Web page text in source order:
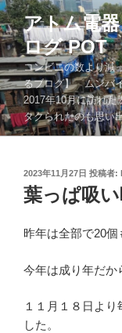
コ
ン
テ
ン
ツ
へ
ス
キ
アトム電
ログ POT
コンビニの数より減
るブログ】 ムンバ
2017年10月に訪れた
タクられたのも思い
投
稿
日:
2023年11月27日 投稿者:
葉っぱ吸
昨年は全部で20個
今年は成り年だか
１１月１８日よ
した。